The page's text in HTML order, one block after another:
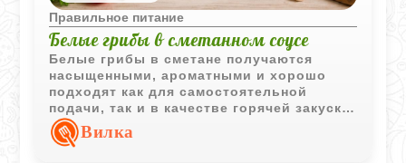
Правильное питание
Белые грибы в сметанном соусе
Белые грибы в сметане получаются
насыщенными, ароматными и хорошо
подходят как для самостоятельной
подачи, так и в качестве горячей закуски.
Сливочное масло и укроп делают вкус
особенно выразительным.
Вилка